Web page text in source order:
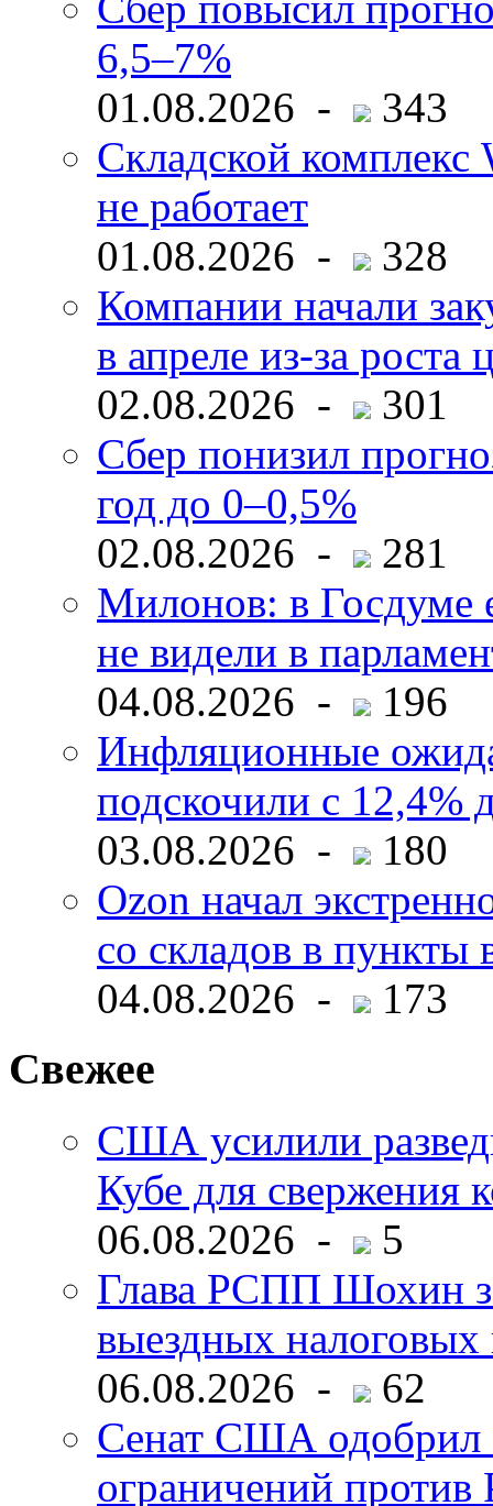
6,5–7%
01.08.2026 -
343
Складской комплекс
не работает
01.08.2026 -
328
Компании начали
в апреле из-за роста
02.08.2026 -
301
Сбер понизил
год до 0–0,5%
02.08.2026 -
281
Милонов: в Госдуме
не видели в
04.08.2026 -
196
Инфляционные
подскочили с 12,4%
03.08.2026 -
180
Ozon начал
со складов в пункты
04.08.2026 -
173
Свежее
США усилили
Кубе для свержения
06.08.2026 -
5
Глава РСПП Шохин
выездных налоговых
06.08.2026 -
62
Сенат США одобрил
ограничений